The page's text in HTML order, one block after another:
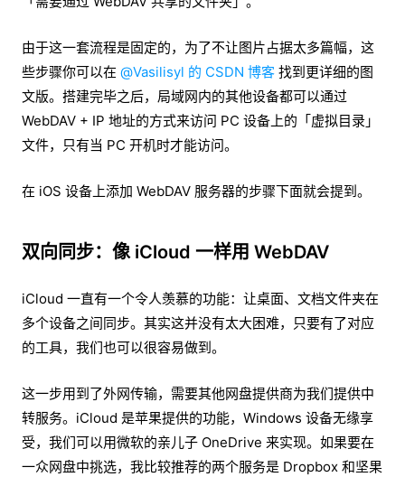
由于这一套流程是固定的，为了不让图片占据太多篇幅，这
些步骤你可以在 @Vasilisyl 的 CSDN 博客 找到更详细的图
文版。搭建完毕之后，局域网内的其他设备都可以通过
WebDAV + IP 地址的方式来访问 PC 设备上的「虚拟目录」
文件，只有当 PC 开机时才能访问。
在 iOS 设备上添加 WebDAV 服务器的步骤下面就会提到。
双向同步：像 iCloud 一样用 WebDAV
iCloud 一直有一个令人羡慕的功能：让桌面、文档文件夹在
多个设备之间同步。其实这并没有太大困难，只要有了对应
的工具，我们也可以很容易做到。
这一步用到了外网传输，需要其他网盘提供商为我们提供中
转服务。iCloud 是苹果提供的功能，Windows 设备无缘享
受，我们可以用微软的亲儿子 OneDrive 来实现。如果要在
一众网盘中挑选，我比较推荐的两个服务是 Dropbox 和坚果